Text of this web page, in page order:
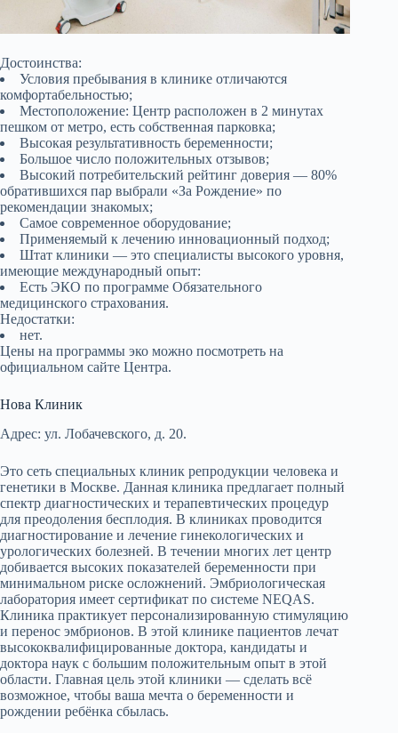
Достоинства:
Условия пребывания в клинике отличаются
комфортабельностью;
Местоположение: Центр расположен в 2 минутах
пешком от метро, есть собственная парковка;
Высокая результативность беременности;
Большое число положительных отзывов;
Высокий потребительский рейтинг доверия — 80%
обратившихся пар выбрали «За Рождение» по
рекомендации знакомых;
Самое современное оборудование;
Применяемый к лечению инновационный подход;
Штат клиники — это специалисты высокого уровня,
имеющие международный опыт:
Есть ЭКО по программе Обязательного
медицинского страхования.
Недостатки:
нет.
Цены на программы эко можно посмотреть на
официальном сайте Центра.
Нова Клиник
Адрес: ул. Лобачевского, д. 20.
Это сеть специальных клиник репродукции человека и
генетики в Москве. Данная клиника предлагает полный
спектр диагностических и терапевтических процедур
для преодоления бесплодия. В клиниках проводится
диагностирование и лечение гинекологических и
урологических болезней. В течении многих лет центр
добивается высоких показателей беременности при
минимальном риске осложнений. Эмбриологическая
лаборатория имеет сертификат по системе NEQAS.
Клиника практикует персонализированную стимуляцию
и перенос эмбрионов. В этой клинике пациентов лечат
высококвалифицированные доктора, кандидаты и
доктора наук с большим положительным опыт в этой
области. Главная цель этой клиники — сделать всё
возможное, чтобы ваша мечта о беременности и
рождении ребёнка сбылась.